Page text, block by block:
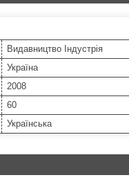
Видавництво Індустрія
Україна
2008
60
Українська